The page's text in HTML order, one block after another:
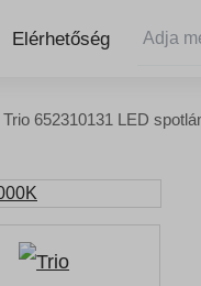
Elérhetőség
Trio 652310131 LED